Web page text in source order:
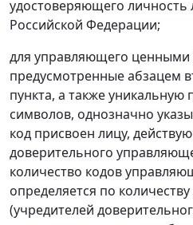
удостоверяющего личность
Российской Федерации;
для управляющего ценными
предусмотренные абзацем
пункта, а также уникальную
символов, однозначно
код присвоен лицу,
доверительного
количество кодов
определяется по
(учредителей